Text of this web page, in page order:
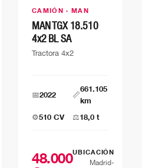
CAMIÓN · MAN
MAN TGX 18.510
4x2 BL SA
Tractora 4x2
📅2022 📏
661.105
km
⚙️510 CV ⚖️18,0 t
48.000UBICACIÓN
Madrid-